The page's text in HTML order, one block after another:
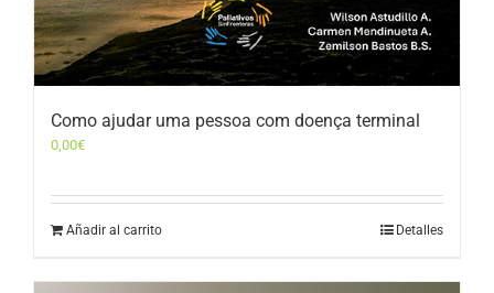
Como ajudar uma pessoa com doença terminal
0,00€
Añadir al carrito Detalles